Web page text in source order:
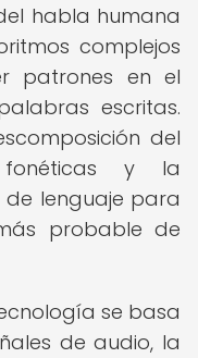
habla humana
complejos
patrones en el
escritas.
del
fonéticas y la
lenguaje para
probable de
se basa
de audio, la